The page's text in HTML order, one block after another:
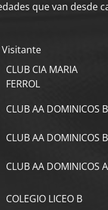
que van desde
Visitante
CLUB CIA MARIA
FERROL
CLUB AA DOMINICOS B
CLUB AA DOMINICOS B
CLUB AA DOMINICOS A
COLEGIO LICEO B